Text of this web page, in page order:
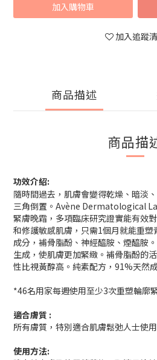
加入購物車
加入追蹤
商品描述
商品描
功效介紹:
隨時間過去，肌膚會變得乾燥、暗淡
三角倒置。Avène Dermatological
緊膚晚霜，多項臨床研究證實能有效
和修護敏感肌膚，只需1個月就能重
成分，補骨脂酚、神經醯胺、煙醯胺
生成，使肌膚更加緊緻。補骨脂酚的
性比視黃醇高。純素配方，91%天然
*46名用家每週使用至少3次重塑輪廓
適合膚質 :
所有膚質，特別適合肌膚鬆弛人士使用
使用方法: